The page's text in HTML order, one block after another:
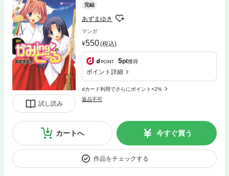
試し読み
完結
あずまゆき
マンガ
550(税込)
5pt獲得
ポイント詳細
dカード利用でさらにポイント+2%
返品不可
カートへ 今すぐ買う
作品をチェックする